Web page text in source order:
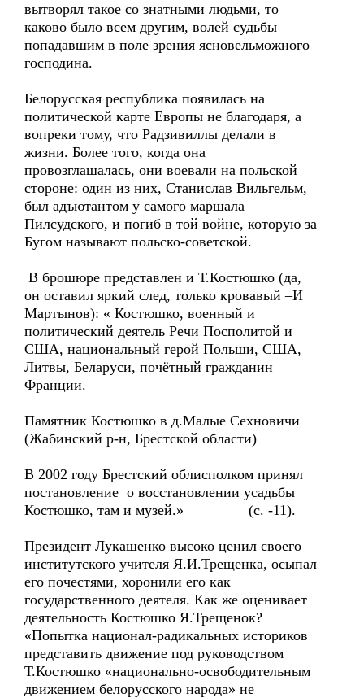
вытворял такое со знатными людьми, то
каково было всем другим, волей судьбы
попадавшим в поле зрения ясновельможного
господина.
Белорусская республика появилась на
политической карте Европы не благодаря, а
вопреки тому, что Радзивиллы делали в
жизни. Более того, когда она
провозглашалась, они воевали на польской
стороне: один из них, Станислав Вильгельм,
был адъютантом у самого маршала
Пилсудского, и погиб в той войне, которую за
Бугом называют польско-советской.
В брошюре представлен и Т.Костюшко (да,
он оставил яркий след, только кровавый –И
Мартынов): « Костюшко, военный и
политический деятель Речи Посполитой и
США, национальный герой Польши, США,
Литвы, Беларуси, почётный гражданин
Франции.
Памятник Костюшко в д.Малые Сехновичи
(Жабинский р-н, Брестской области)
В 2002 году Брестский облисполком принял
постановление о восстановлении усадьбы
Костюшко, там и музей.» (с. -11).
Президент Лукашенко высоко ценил своего
институтского учителя Я.И.Трещенка, осыпал
его почестями, хоронили его как
государственного деятеля. Как же оценивает
деятельность Костюшко Я.Трещенок?
«Попытка национал-радикальных историков
представить движение под руководством
Т.Костюшко «национально-освободительным
движением белорусского народа» не